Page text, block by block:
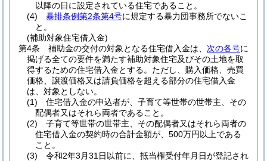
以降の日に設定されている住宅であること。
(4)
暴排条例第2条第4号に規定する暴力団事務所でないこ
と。
(補助対象住宅借入金)
第4条
補助金の交付の対象となる住宅借入金は、 次の各号に
掲げる全ての要件を満たす補助対象住宅及びその土地を取
得するための住宅借入金とする。 ただし、購入価格、売買
価格、譲渡価格又は請負価格を超える部分の住宅借入金
は、対象としない。
(1)
住宅借入金の申込者が、子育て等世帯の世帯主、その
配偶者又はそれら両者であること。
(2)
子育て等世帯の世帯主、その配偶者又はそれら両者の
住宅借入金の契約時の合計金額が、500万円以上である
こと。
(3)
令和2年3月31日以前に、抵当権受付年月日が登記され